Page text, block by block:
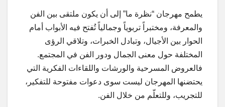
يطمح مهرجان “نظرة ما” إلى أن يكون ملتقى بين الفن
والمعرفة، ومختبراً تربوياً وجمالياً تُفتح فيه الأبواب أمام
الحوار بين الأجيال، وتبادل الخبرات، وتلاقي الرؤى
المختلفة حول معنى الجمال ودور الفن في المجتمع.
فالعروض المسرحية والورشات واللقاءات الفكرية التي
يحتضنها المهرجان ليست سوى دعوات مفتوحة للتفكير،
للتجريب، وللتعلّم من خلال الفن.